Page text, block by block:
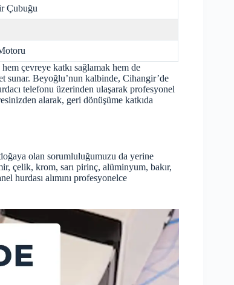
Çubuğu
hem çevreye katkı sağlamak hem de
sunar. Beyoğlu’nun kalbinde, Cihangir’de
telefonu üzerinden ulaşarak profesyonel
alarak, geri dönüşüme katkıda
olan sorumluluğumuzu da yerine
çelik, krom, sarı pirinç, alüminyum, bakır,
hurdası alımını profesyonelce